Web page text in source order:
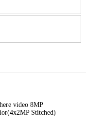
video 8MP
Stitched)